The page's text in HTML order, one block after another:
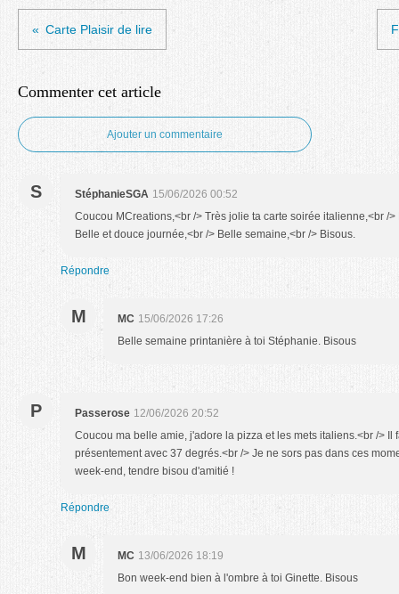
Carte Plaisir de lire
Commenter cet article
Ajouter un commentaire
S StéphanieSGA 15/06/2026 00:52
Coucou MCreations,<br /> Très jolie ta carte soirée italienne,<br /
Belle et douce journée,<br /> Belle semaine,<br /> Bisous.
Répondre
M MC 15/06/2026 17:26
Belle semaine printanière à toi Stéphanie. Bisous
P Passerose 12/06/2026 20:52
Coucou ma belle amie, j'adore la pizza et les mets italiens.<br /> Il
présentement avec 37 degrés.<br /> Je ne sors pas dans ces
week-end, tendre bisou d'amitié !
Répondre
M MC 13/06/2026 18:19
Bon week-end bien à l'ombre à toi Ginette. Bisous